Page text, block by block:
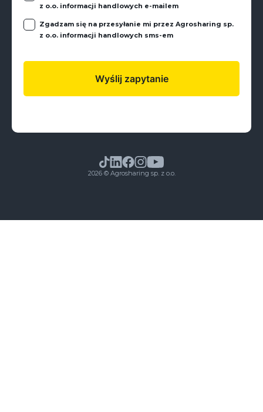
z o.o. informacji handlowych e-mailem
Zgadzam się na przesyłanie mi przez Agrosharing sp.
z o.o. informacji handlowych sms-em
2026 © Agrosharing sp. z o.o.